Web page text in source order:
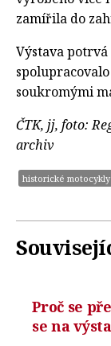
zamířila do
Výstava
soukromými
ČTK, jj, foto:
archiv
historické motocykly
Proč se
se na